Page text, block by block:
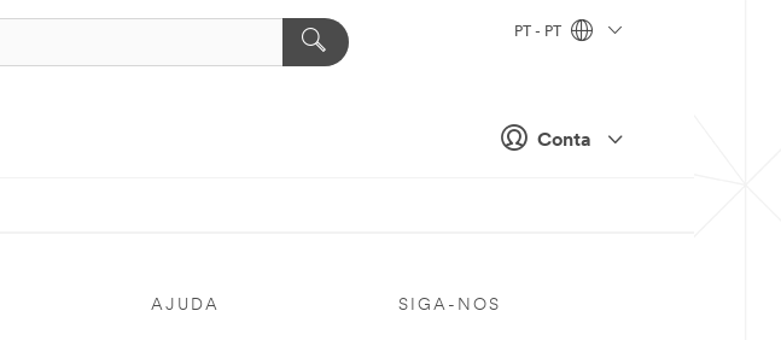
Conta
PT - PT
AJUDA SIGA-NOS